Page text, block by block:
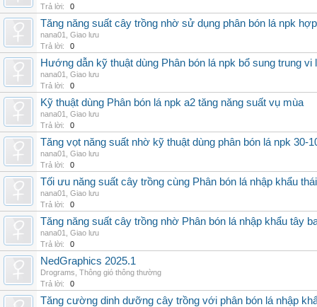
Trả lời:
0
Tăng năng suất cây trồng nhờ sử dụng phân bón lá npk
nana01
Giao lưu
Trả lời:
0
Hướng dẫn kỹ thuật dùng Phân bón lá npk bổ sung trung vi
nana01
Giao lưu
Trả lời:
0
Kỹ thuật dùng Phân bón lá npk a2 tăng năng suất vụ mùa
nana01
Giao lưu
Trả lời:
0
Tăng vọt năng suất nhờ kỹ thuật dùng phân bón lá npk 30-
nana01
Giao lưu
Trả lời:
0
Tối ưu năng suất cây trồng cùng Phân bón lá nhập khẩu
nana01
Giao lưu
Trả lời:
0
Tăng năng suất cây trồng nhờ Phân bón lá nhập khẩu tây
nana01
Giao lưu
Trả lời:
0
NedGraphics 2025.1
Drograms Thông gió thông thường
Trả lời:
0
Tăng cường dinh dưỡng cây trồng với phân bón lá nhập